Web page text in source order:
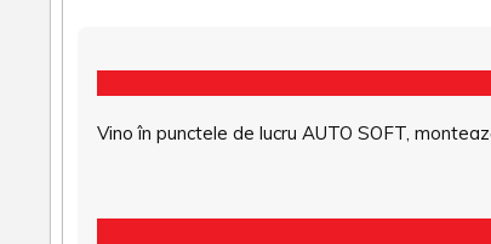
Vino în punctele de lucru AUTO SOFT,